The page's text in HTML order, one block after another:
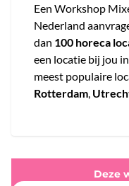
Een Workshop
Nederland
dan 100 horeca
een locatie bij jou
meest populaire
Rotterdam,
Deze